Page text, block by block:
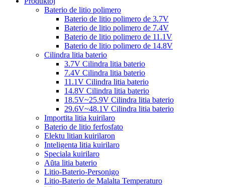
Baterio de litio polimero
Baterio de litio polimero de 3.7V
Baterio de litio polimero de 7.4V
Baterio de litio polimero de 11.1V
Baterio de litio polimero de 14.8V
Cilindra litia baterio
3.7V Cilindra litia baterio
7.4V Cilindra litia baterio
11.1V Cilindra litia baterio
14.8V Cilindra litia baterio
18.5V~25.9V Cilindra litia baterio
29.6V~48.1V Cilindra litia baterio
Importita litia kuirilaro
Baterio de litio ferfosfato
Elektu litian kuirilaron
Inteligenta litia kuirilaro
Speciala kuirilaro
Aŭta litia baterio
Litio-Baterio-Personigo
Litio-Baterio de Malalta Temperaturo